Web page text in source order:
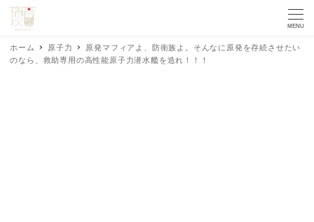
MENU
ホーム 原子力
原発マフィアよ、防衛族よ。そんなに原発を存続させたい
のなら、救助専用の高性能原子力潜水艦を造れ！！！